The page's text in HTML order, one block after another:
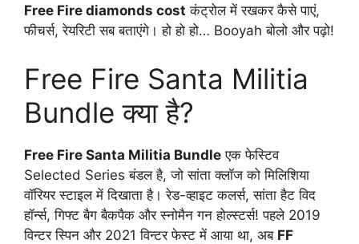
Free Fire diamonds cost कंट्रोल में रखकर कैसे पाएं,
फीचर्स, रेयरिटी सब बताएंगे। हो हो हो… Booyah बोलो और पढ़ो!
Free Fire Santa Militia
Bundle क्या है?
Free Fire Santa Militia Bundle एक फेस्टिव
Selected Series बंडल है, जो सांता क्लॉज को मिलिशिया
वॉरियर स्टाइल में दिखाता है। रेड-व्हाइट कलर्स, सांता हैट विद
हॉर्न्स, गिफ्ट बैग बैकपैक और स्नोमैन गन होल्स्टर्स! पहले 2019
विन्टर स्पिन और 2021 विन्टर फेस्ट में आया था, अब FF